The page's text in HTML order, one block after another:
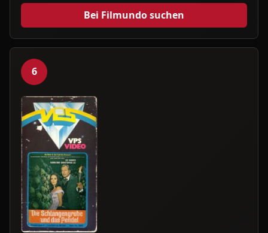
Bei Filmundo suchen
6